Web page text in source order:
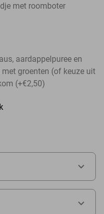
met roomboter
aardappelpuree en
groenten (of keuze uit
(+€2,50)